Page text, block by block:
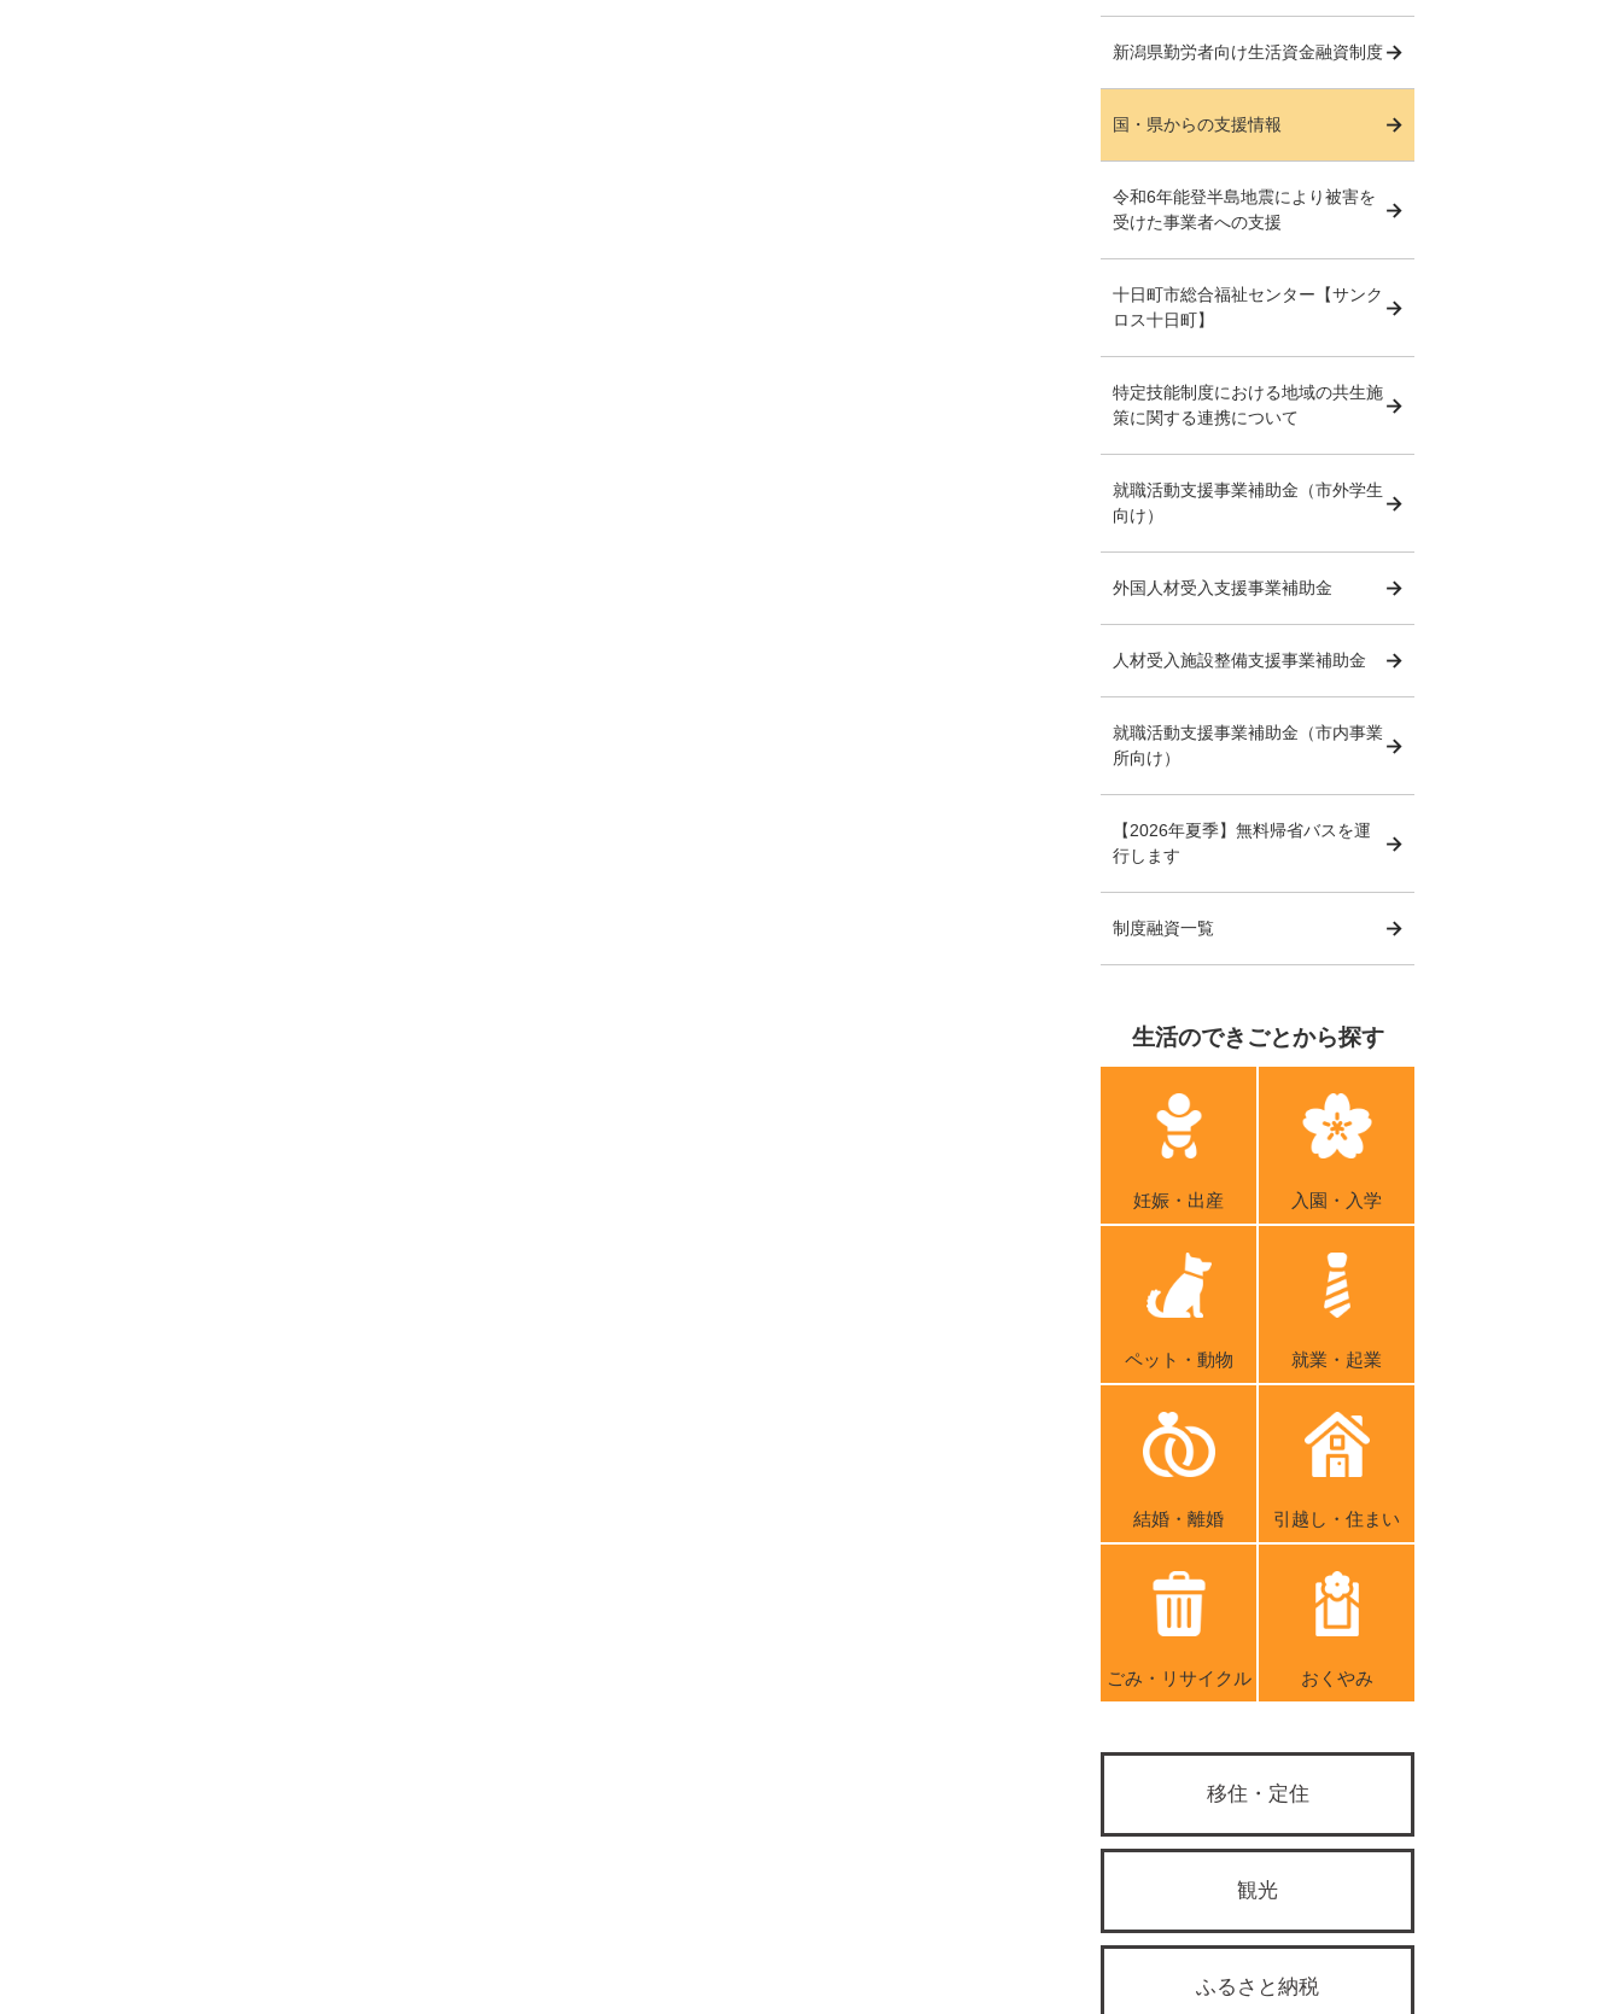
新潟県勤労者向け生活資金融資制度
国・県からの支援情報
令和6年能登半島地震により被害を
受けた事業者への支援
十日町市総合福祉センター【サンク
ロス十日町】
特定技能制度における地域の共生施
策に関する連携について
就職活動支援事業補助金（市外学生
向け）
外国人材受入支援事業補助金
人材受入施設整備支援事業補助金
就職活動支援事業補助金（市内事業
所向け）
【2026年夏季】無料帰省バスを運
行します
制度融資一覧
生活のできごとから探す
妊娠・出産 入園・入学
ペット・動物 就業・起業
結婚・離婚 引越し・住まい
ごみ・リサイクル おくやみ
移住・定住
観光
ふるさと納税